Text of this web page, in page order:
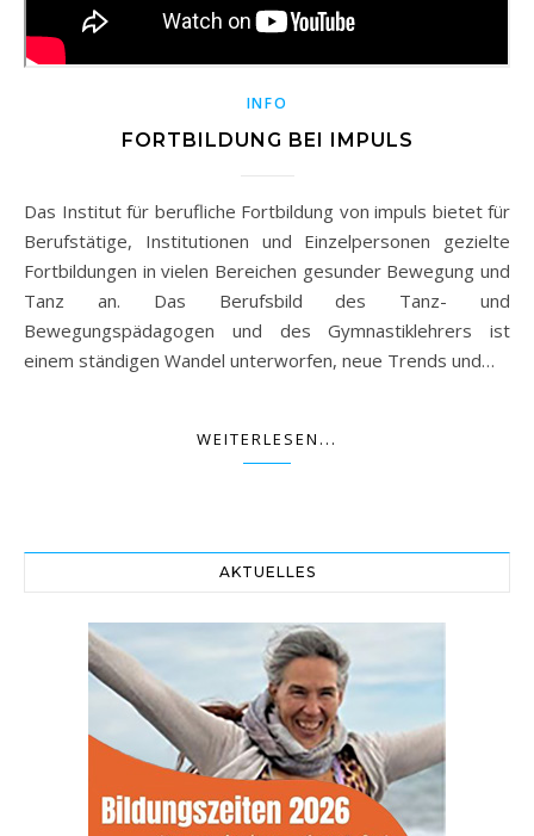
INFO
FORTBILDUNG BEI IMPULS
Das Institut für berufliche Fortbildung von impuls bietet für
Berufstätige, Institutionen und Einzelpersonen gezielte
Fortbildungen in vielen Bereichen gesunder Bewegung und
Tanz an. Das Berufsbild des Tanz- und
Bewegungspädagogen und des Gymnastiklehrers ist
einem ständigen Wandel unterworfen, neue Trends und…
WEITERLESEN...
AKTUELLES